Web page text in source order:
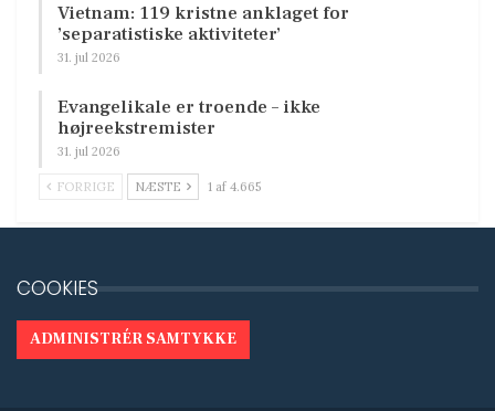
Vietnam: 119 kristne anklaget for
’separatistiske aktiviteter’
31. jul 2026
Evangelikale er troende – ikke
højreekstremister
31. jul 2026
FORRIGE NÆSTE 1 af 4.665
COOKIES
ADMINISTRÉR SAMTYKKE